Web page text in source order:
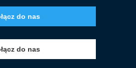
do nas
do nas